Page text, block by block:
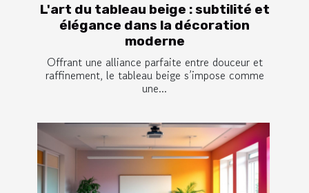
L'art du tableau beige : subtilité et
élégance dans la décoration
moderne
Offrant une alliance parfaite entre douceur et
raffinement, le tableau beige s’impose comme
une...